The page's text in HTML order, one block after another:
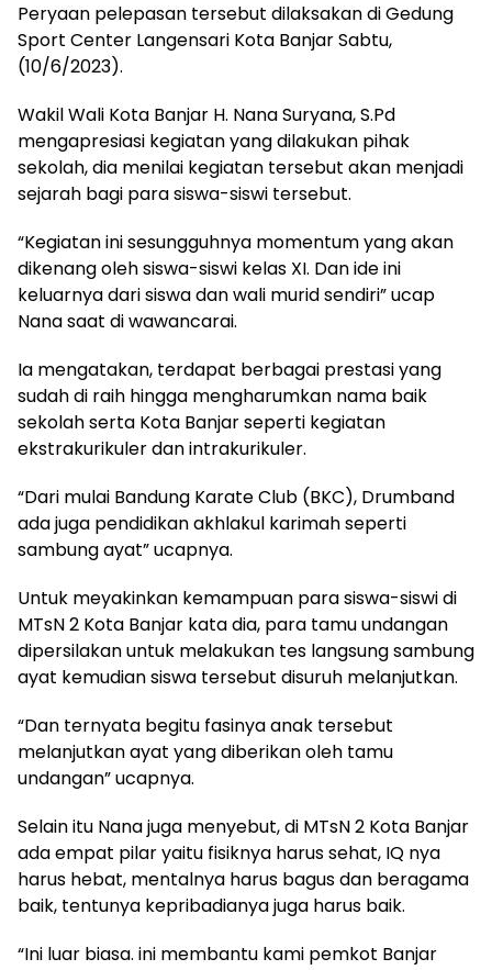
Peryaan pelepasan tersebut dilaksakan di Gedung
Sport Center Langensari Kota Banjar Sabtu,
(10/6/2023).
Wakil Wali Kota Banjar H. Nana Suryana, S.Pd
mengapresiasi kegiatan yang dilakukan pihak
sekolah, dia menilai kegiatan tersebut akan menjadi
sejarah bagi para siswa-siswi tersebut.
“Kegiatan ini sesungguhnya momentum yang akan
dikenang oleh siswa-siswi kelas XI. Dan ide ini
keluarnya dari siswa dan wali murid sendiri” ucap
Nana saat di wawancarai.
Ia mengatakan, terdapat berbagai prestasi yang
sudah di raih hingga mengharumkan nama baik
sekolah serta Kota Banjar seperti kegiatan
ekstrakurikuler dan intrakurikuler.
“Dari mulai Bandung Karate Club (BKC), Drumband
ada juga pendidikan akhlakul karimah seperti
sambung ayat” ucapnya.
Untuk meyakinkan kemampuan para siswa-siswi di
MTsN 2 Kota Banjar kata dia, para tamu undangan
dipersilakan untuk melakukan tes langsung sambung
ayat kemudian siswa tersebut disuruh melanjutkan.
“Dan ternyata begitu fasinya anak tersebut
melanjutkan ayat yang diberikan oleh tamu
undangan” ucapnya.
Selain itu Nana juga menyebut, di MTsN 2 Kota Banjar
ada empat pilar yaitu fisiknya harus sehat, IQ nya
harus hebat, mentalnya harus bagus dan beragama
baik, tentunya kepribadianya juga harus baik.
“Ini luar biasa. ini membantu kami pemkot Banjar